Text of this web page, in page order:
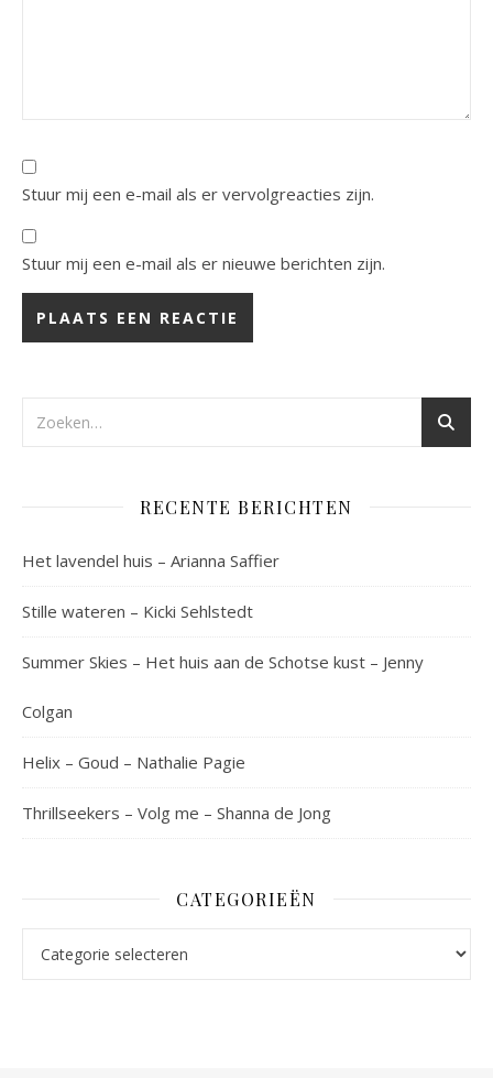
Stuur mij een e-mail als er vervolgreacties zijn.
Stuur mij een e-mail als er nieuwe berichten zijn.
RECENTE BERICHTEN
Het lavendel huis – Arianna Saffier
Stille wateren – Kicki Sehlstedt
Summer Skies – Het huis aan de Schotse kust – Jenny
Colgan
Helix – Goud – Nathalie Pagie
Thrillseekers – Volg me – Shanna de Jong
CATEGORIEËN